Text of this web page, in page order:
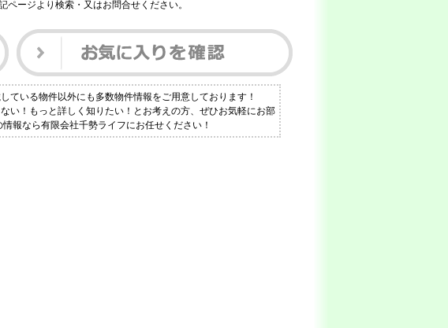
ページより検索・又はお問合せください。
ている物件以外にも多数物件情報をご用意しております！
い！もっと詳しく知りたい！とお考えの方、ぜひお気軽にお部
報なら有限会社千勢ライフにお任せください！